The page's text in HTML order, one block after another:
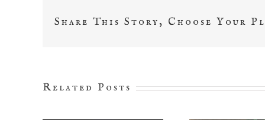
Share This Story, Choose Your
Related Posts